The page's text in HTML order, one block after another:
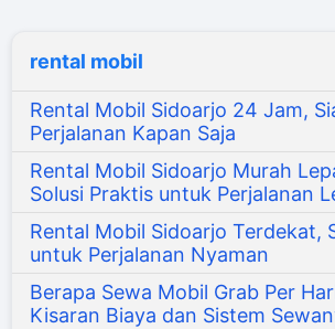
rental mobil
Rental Mobil Sidoarjo 24 Jam,
Perjalanan Kapan Saja
Rental Mobil Sidoarjo Murah
Solusi Praktis untuk Perjalanan
Rental Mobil Sidoarjo Terdekat,
untuk Perjalanan Nyaman
Berapa Sewa Mobil Grab Per
Kisaran Biaya dan Sistem